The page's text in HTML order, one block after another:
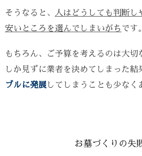
そうなると、
人はどうしても判断
安いところを選んでしまいがち です。
もちろん、ご予算を考えるのは大切
しか見ずに業者を決めてしまった結
ブルに発展 してしまうことも少なく
お墓づくりの失